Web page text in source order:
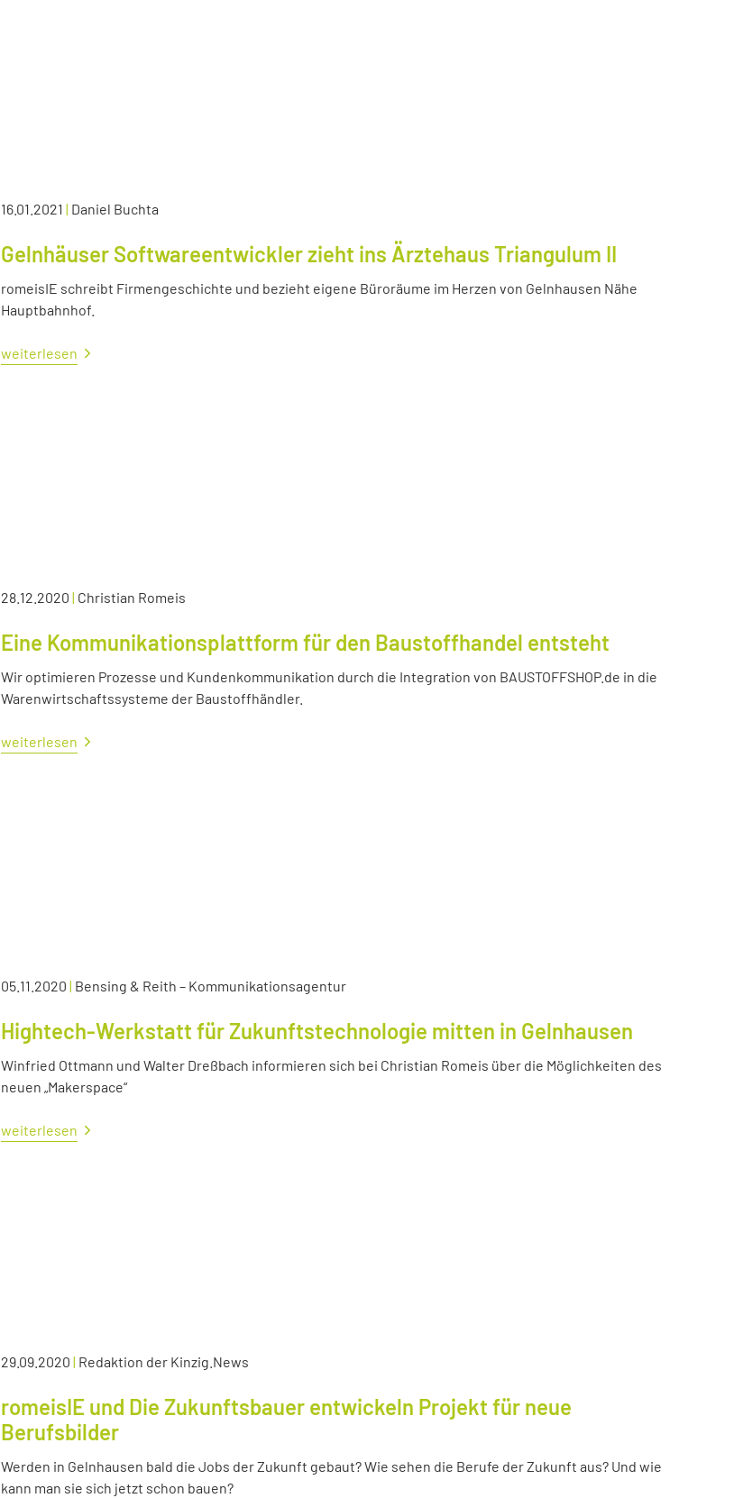
16.01.2021 | Daniel Buchta
Gelnhäuser Softwareentwickler zieht ins Ärztehaus Triangulum II
romeisIE schreibt Firmengeschichte und bezieht eigene Büroräume im Herzen von Gelnhausen Nähe
Hauptbahnhof.
weiterlesen
28.12.2020 | Christian Romeis
Eine Kommunikationsplattform für den Baustoffhandel entsteht
Wir optimieren Prozesse und Kundenkommunikation durch die Integration von BAUSTOFFSHOP.de in die
Warenwirtschaftssysteme der Baustoffhändler.
weiterlesen
05.11.2020 | Bensing & Reith – Kommunikationsagentur
Hightech-Werkstatt für Zukunftstechnologie mitten in Gelnhausen
Winfried Ottmann und Walter Dreßbach informieren sich bei Christian Romeis über die Möglichkeiten des
neuen „Makerspace“
weiterlesen
29.09.2020 | Redaktion der Kinzig.News
romeisIE und Die Zukunftsbauer entwickeln Projekt für neue
Berufsbilder
Werden in Gelnhausen bald die Jobs der Zukunft gebaut? Wie sehen die Berufe der Zukunft aus? Und wie
kann man sie sich jetzt schon bauen?